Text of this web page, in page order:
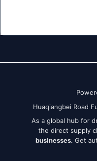
Huaqiangbei Road
As a global hub for
the direct supply
businesses. Get